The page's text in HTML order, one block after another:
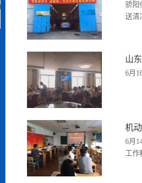
骄阳
送清
山
6月
机
6月
工作